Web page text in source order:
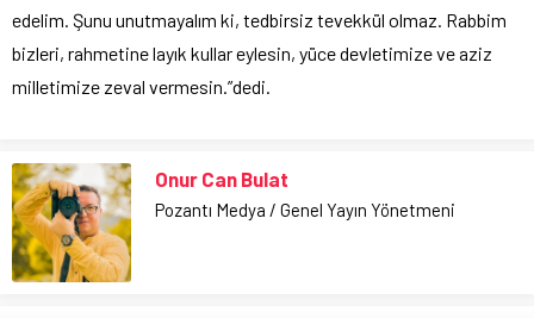
edelim. Şunu unutmayalım ki, tedbirsiz tevekkül olmaz. Rabbim
bizleri, rahmetine layık kullar eylesin, yüce devletimize ve aziz
milletimize zeval vermesin.”dedi.
Onur Can Bulat
Pozantı Medya / Genel Yayın Yönetmeni